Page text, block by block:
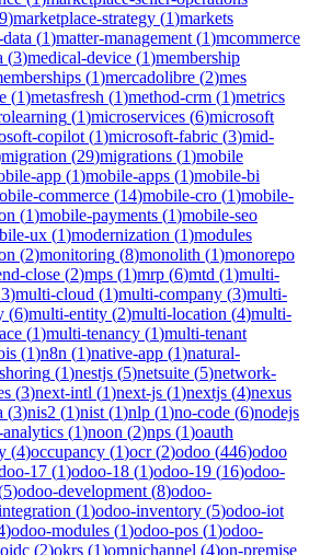
9)marketplace-strategy (1)markets
(1)matter-management (1)mcommerce
(3)medical-device (1)membership
(1)mercadolibre (2)mes
(1)metasfresh (1)method-crm (1)metrics
(1)microservices (6)microsoft
copilot (1)microsoft-fabric (3)mid-
migration (29)migrations (1)mobile
app (1)mobile-apps (1)mobile-bi
commerce (14)mobile-cro (1)mobile-
(1)mobile-payments (1)mobile-seo
ux (1)modernization (1)modules
(2)monitoring (8)monolith (1)monorepo
close (2)mps (1)mrp (6)mtd (1)multi-
)multi-cloud (1)multi-company (3)multi-
(6)multi-entity (2)multi-location (4)multi-
(1)multi-tenancy (1)multi-tenant
(1)n8n (1)native-app (1)natural-
(1)nestjs (5)netsuite (5)network-
(3)next-intl (1)next-js (1)nextjs (4)nexus
(3)nis2 (1)nist (1)nlp (1)no-code (6)nodejs
(1)noon (2)nps (1)oauth
(4)occupancy (1)ocr(2)odoo (446)odoo
17 (1)odoo-18 (1)odoo-19 (16)odoo-
5)odoo-development (8)odoo-
(1)odoo-inventory (5)odoo-iot
)odoo-modules (1)odoo-pos (1)odoo-
oidc (2)okrs (1)omnichannel (4)on-premise